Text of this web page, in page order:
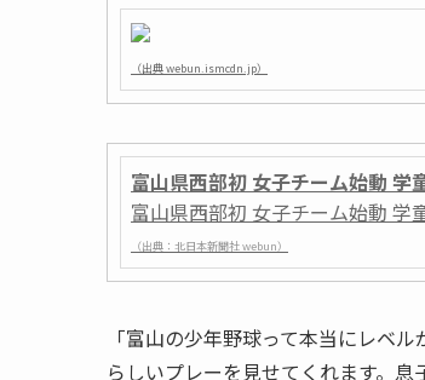
（出典 webun.ismcdn.jp）
富山県西部初 女子チーム始動
富山県西部初 女子チーム始動
（出典：北日本新聞社 webun）
「富山の少年野球って本当にレベ
らしいプレーを見せてくれます。息